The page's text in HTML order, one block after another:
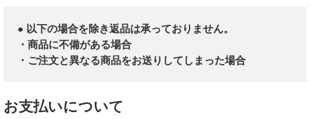
● 以下の場合を除き返品は承っておりません。
・商品に不備がある場合
・ご注文と異なる商品をお送りしてしまった場合
お支払いについて